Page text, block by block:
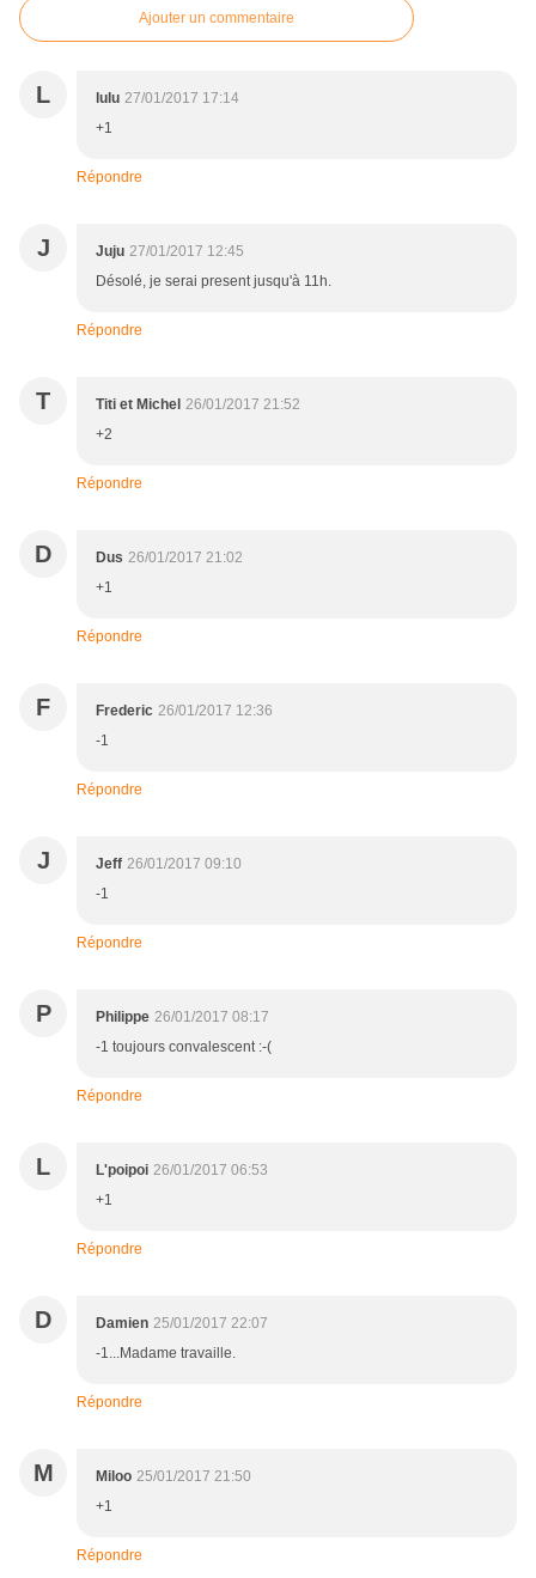
Ajouter un commentaire
L lulu 27/01/2017 17:14
+1
Répondre
J Juju 27/01/2017 12:45
Désolé, je serai present jusqu'à 11h.
Répondre
T Titi et Michel 26/01/2017 21:52
+2
Répondre
D Dus 26/01/2017 21:02
+1
Répondre
F Frederic 26/01/2017 12:36
-1
Répondre
J Jeff 26/01/2017 09:10
-1
Répondre
P Philippe 26/01/2017 08:17
-1 toujours convalescent :-(
Répondre
L L'poipoi 26/01/2017 06:53
+1
Répondre
D Damien 25/01/2017 22:07
-1...Madame travaille.
Répondre
M Miloo 25/01/2017 21:50
+1
Répondre